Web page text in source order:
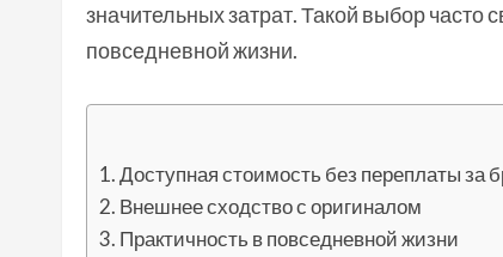
значительных затрат. Такой выбор часто
повседневной жизни.
Доступная стоимость без переплаты за
Внешнее сходство с оригиналом
Практичность в повседневной жизни